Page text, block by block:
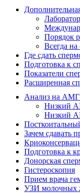
Порядок
Всегда на
Где сдать
Подготовка к
Показатели
Расширенная
Анализ на АМГ
Низкий
Низкий
Зачем сдавать
Подготовка к
Донорская
Гистероскопия
Прием врача
УЗИ молочных